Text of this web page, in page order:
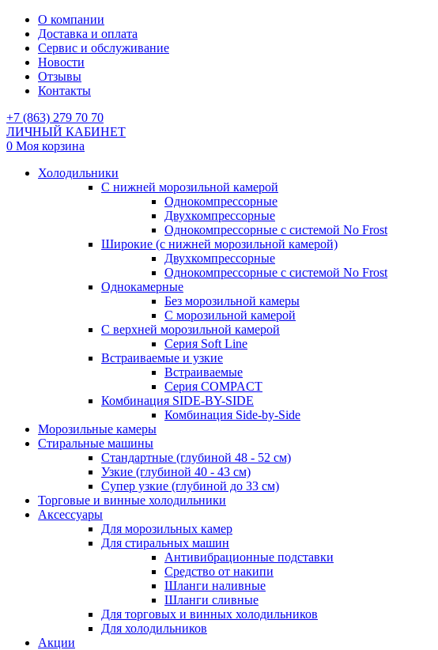
О компании
Доставка и оплата
Сервис и обслуживание
Новости
Отзывы
Контакты
+7 (863) 279 70 70
ЛИЧНЫЙ КАБИНЕТ
0 Моя корзина
Холодильники
С нижней морозильной камерой
Однокомпрессорные
Двухкомпрессорные
Однокомпрессорные с системой No Frost
Широкие (с нижней морозильной камерой)
Двухкомпрессорные
Однокомпрессорные с системой No Frost
Однокамерные
Без морозильной камеры
С морозильной камерой
С верхней морозильной камерой
Серия Soft Line
Встраиваемые и узкие
Встраиваемые
Серия СOMPACT
Комбинация SIDE-BY-SIDE
Комбинация Side-by-Side
Морозильные камеры
Стиральные машины
Стандартные (глубиной 48 - 52 см)
Узкие (глубиной 40 - 43 см)
Супер узкие (глубиной до 33 см)
Торговые и винные холодильники
Аксессуары
Для морозильных камер
Для стиральных машин
Антивибрационные подставки
Средство от накипи
Шланги наливные
Шланги сливные
Для торговых и винных холодильников
Для холодильников
Акции